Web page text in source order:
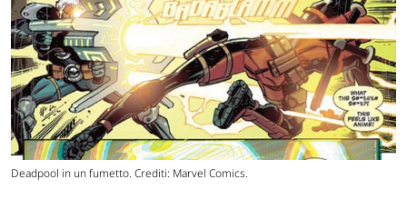
Deadpool in un fumetto. Crediti: Marvel Comics.